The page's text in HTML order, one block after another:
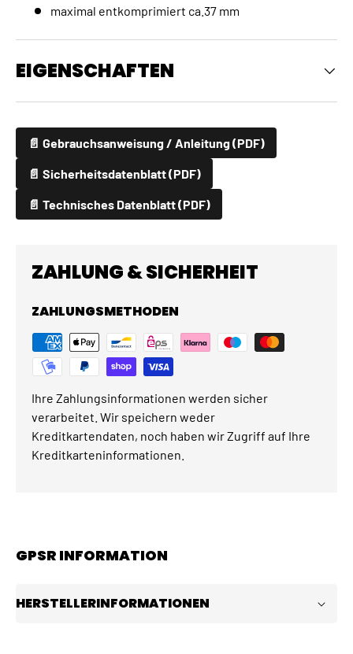
maximal entkomprimiert ca.37 mm
EIGENSCHAFTEN
📄 Gebrauchsanweisung / Anleitung (PDF)
📄 Sicherheitsdatenblatt (PDF)
📄 Technisches Datenblatt (PDF)
ZAHLUNG & SICHERHEIT
ZAHLUNGSMETHODEN
Ihre Zahlungsinformationen werden sicher
verarbeitet. Wir speichern weder
Kreditkartendaten, noch haben wir Zugriff auf Ihre
Kreditkarteninformationen.
GPSR INFORMATION
HERSTELLERINFORMATIONEN